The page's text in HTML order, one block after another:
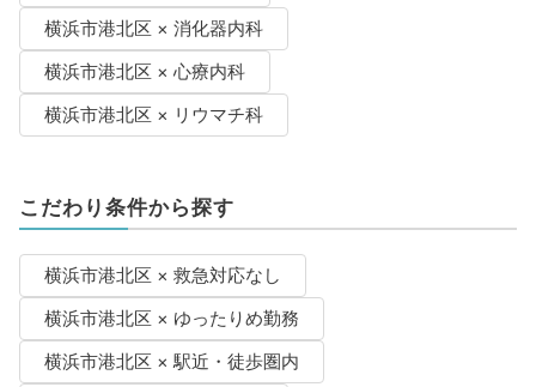
横浜市港北区 × 消化器内科
横浜市港北区 × 心療内科
横浜市港北区 × リウマチ科
こだわり条件から探す
横浜市港北区 × 救急対応なし
横浜市港北区 × ゆったりめ勤務
横浜市港北区 × 駅近・徒歩圏内